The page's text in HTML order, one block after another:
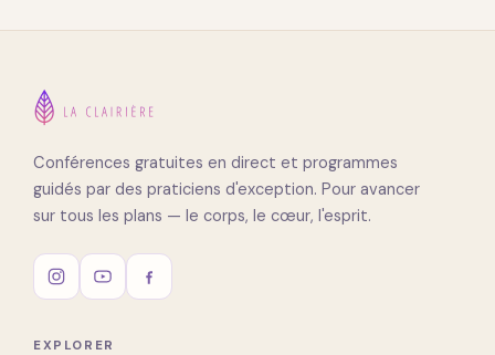
Conférences gratuites en direct et programmes
guidés par des praticiens d'exception. Pour avancer
sur tous les plans — le corps, le cœur, l'esprit.
EXPLORER